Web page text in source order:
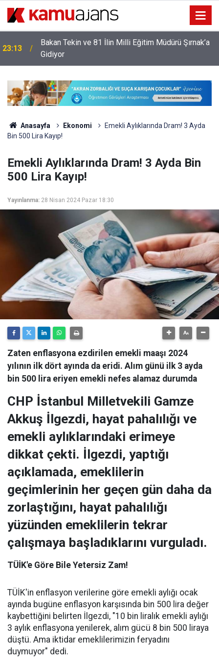
23:13
Bakan Tekin ve 81 İlin Milli Eğitim Müdürü Şırnak’a
Gidiyor
Anasayfa Ekonomi
Emekli Aylıklarında Dram! 3 Ayda
Bin 500 Lira Kayıp!
Emekli Aylıklarında Dram! 3 Ayda Bin
500 Lira Kayıp!
Yayınlanma: 28 Nisan 2024 Pazar 18:30
Zaten enflasyona ezdirilen emekli maaşı 2024
yılının ilk dört ayında da eridi. Alım günü ilk 3 ayda
bin 500 lira eriyen emekli nefes alamaz durumda
CHP İstanbul Milletvekili Gamze
Akkuş İlgezdi, hayat pahalılığı ve
emekli aylıklarındaki erimeye
dikkat çekti. İlgezdi, yaptığı
açıklamada, emeklilerin
geçimlerinin her geçen gün daha da
zorlaştığını, hayat pahalılığı
yüzünden emeklilerin tekrar
çalışmaya başladıklarını vurguladı.
TÜİK'e Göre Bile Yetersiz Zam!
TÜİK'in enflasyon verilerine göre emekli aylığı ocak
ayında bugüne enflasyon karşısında bin 500 lira değer
kaybettiğini belirten İlgezdi, "10 bin liralık emekli aylığı
3 aylık enflasyona yenilerek, alım gücü 8 bin 500 liraya
düştü. Ama iktidar emeklilerimizin feryadını
duymuyor" dedi.